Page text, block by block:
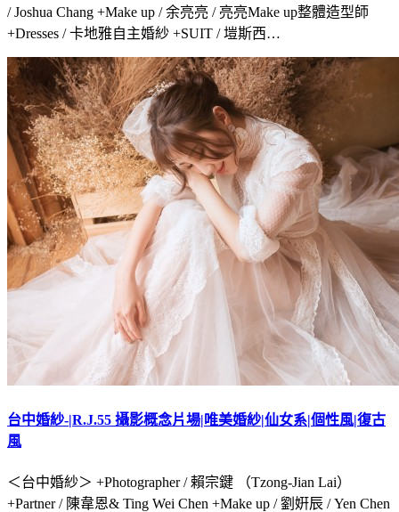
/ Joshua Chang +Make up / 余亮亮 / 亮亮Make up整體造型師
+Dresses / 卡地雅自主婚紗 +SUIT / 塏斯西…
台中婚紗-|R.J.55 攝影概念片場|唯美婚紗|仙女系|個性風|復古
風
＜台中婚紗＞ +Photographer / 賴宗鍵 （Tzong-Jian Lai）
+Partner / 陳韋恩& Ting Wei Chen +Make up / 劉姸辰 / Yen Chen